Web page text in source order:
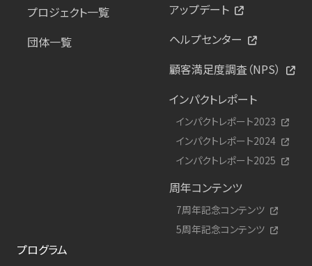
プロジェクト一覧
団体一覧
アップデート
ヘルプセンター
顧客満足度調査（NPS）
インパクトレポート
インパクトレポート2023
インパクトレポート2024
インパクトレポート2025
周年コンテンツ
7周年記念コンテンツ
5周年記念コンテンツ
プログラム